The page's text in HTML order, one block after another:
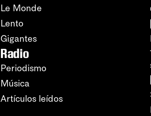
Le Monde
Lento
Gigantes
Radio
Periodismo
Música
Artículos leídos